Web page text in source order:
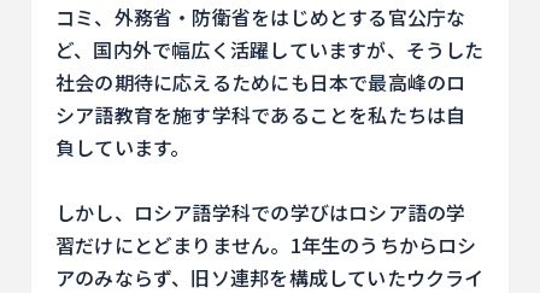
コミ、外務省・防衛省をはじめとする官公庁な
ど、国内外で幅広く活躍していますが、そうした
社会の期待に応えるためにも日本で最高峰のロ
シア語教育を施す学科であることを私たちは自
負しています。
しかし、ロシア語学科での学びはロシア語の学
習だけにとどまりません。1年生のうちからロシ
アのみならず、旧ソ連邦を構成していたウクライ